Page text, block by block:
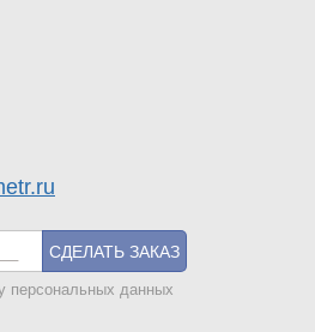
СДЕЛАТЬ ЗАКАЗ
персональных данных